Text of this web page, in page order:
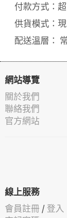
付款方式：
供貨模式：
配送溫層：
網站導覽
關於我們
聯絡我們
官方網站
線上服務
會員註冊 / 登入